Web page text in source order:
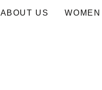
ABOUT US WOMEN